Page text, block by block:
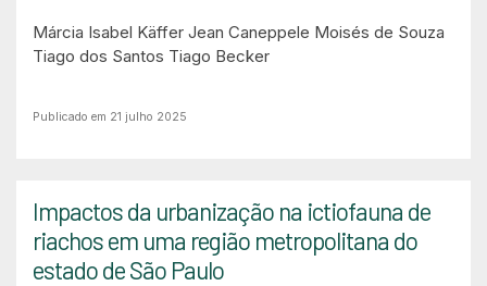
Márcia Isabel Käffer Jean Caneppele Moisés de Souza
Tiago dos Santos Tiago Becker
Publicado em 21 julho 2025
Impactos da urbanização na ictiofauna de
riachos em uma região metropolitana do
estado de São Paulo